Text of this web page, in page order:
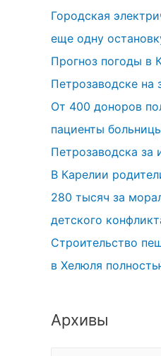
Городская
еще одну
Прогноз погоды в
Петрозаводске на
От 400 доноров
пациенты
Петрозаводска за
В Карелии
280 тысяч за
детского
Строительство
в Хелюля
Архивы